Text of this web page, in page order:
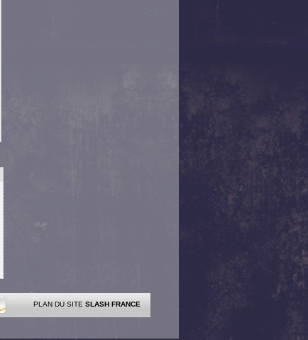
PLAN DU SITE SLASH FRANCE